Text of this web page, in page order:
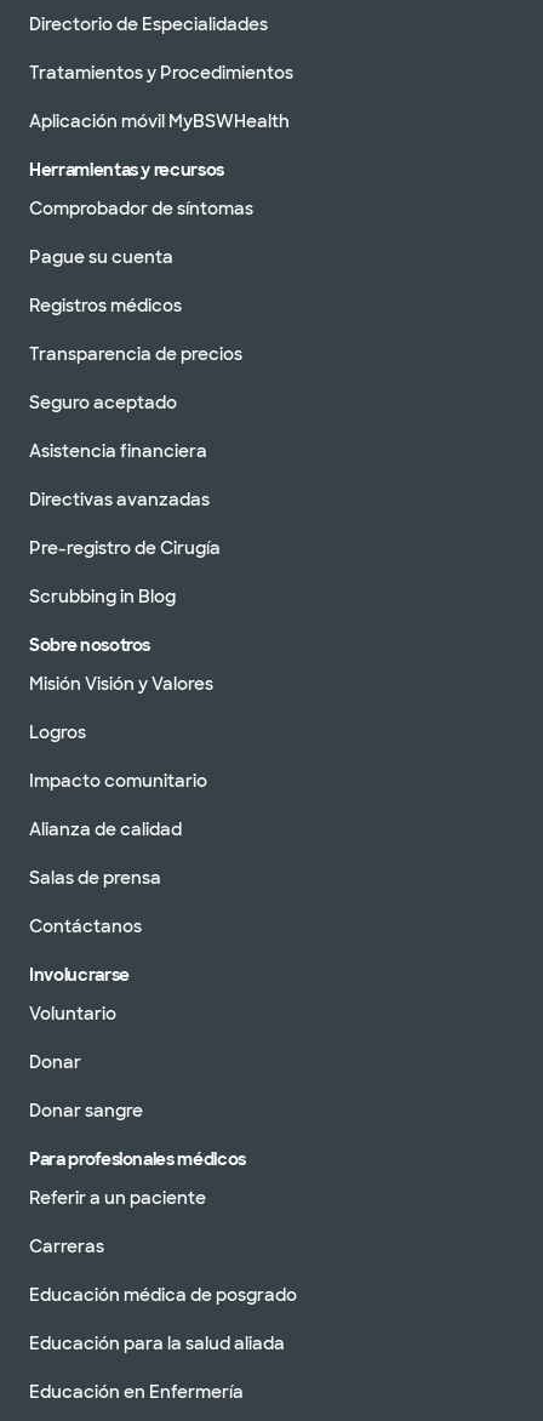
Directorio de Especialidades
Tratamientos y Procedimientos
Aplicación móvil MyBSWHealth
Herramientas y recursos
Comprobador de síntomas
Pague su cuenta
Registros médicos
Transparencia de precios
Seguro aceptado
Asistencia financiera
Directivas avanzadas
Pre-registro de Cirugía
Scrubbing in Blog
Sobre nosotros
Misión Visión y Valores
Logros
Impacto comunitario
Alianza de calidad
Salas de prensa
Contáctanos
Involucrarse
Voluntario
Donar
Donar sangre
Para profesionales médicos
Referir a un paciente
Carreras
Educación médica de posgrado
Educación para la salud aliada
Educación en Enfermería